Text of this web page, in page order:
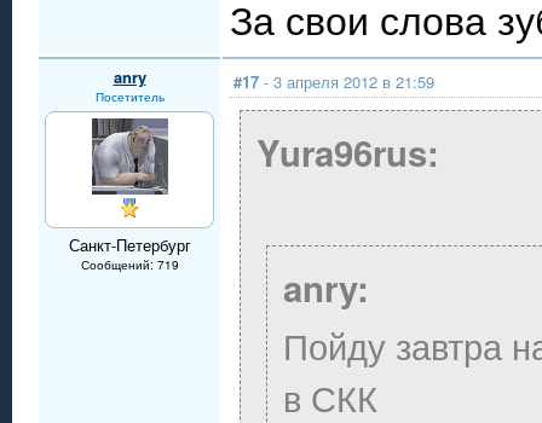
За свои слова
anry
Посетитель
Санкт-Петербург
Сообщений: 719
#17 - 3 апреля 2012 в 21:59
Yura96rus:
anry:
Пойду завтра
в СКК